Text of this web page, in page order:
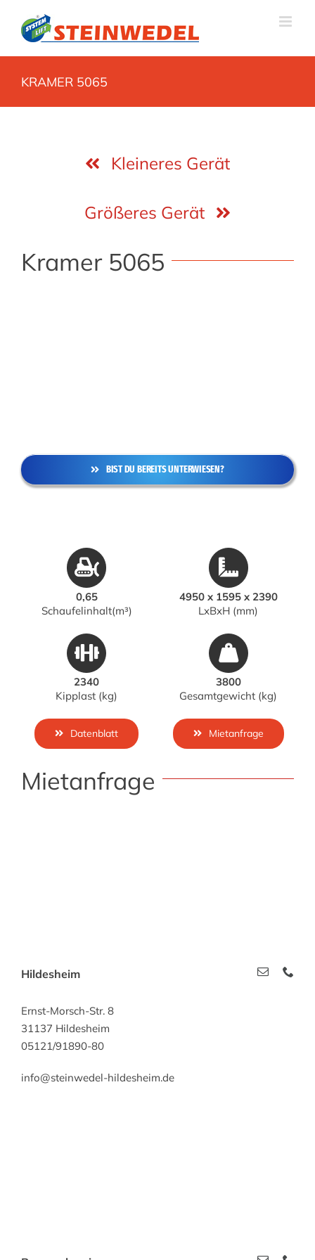
Inhalt
springen
KRAMER 5065
Kleineres Gerät
Größeres Gerät
Kramer 5065
BIST DU BEREITS UNTERWIESEN?
0,65
Schaufelinhalt(m³)
2340
Kipplast (kg)
Datenblatt
4950 x 1595 x 2390
LxBxH (mm)
3800
Gesamtgewicht (kg)
Mietanfrage
Mietanfrage
Hildesheim
Ernst-Morsch-Str. 8
31137 Hildesheim
05121/91890-80
info@steinwedel-hildesheim.de